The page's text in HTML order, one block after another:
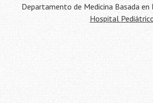
Departamento de Medicina Basada en
Hospital